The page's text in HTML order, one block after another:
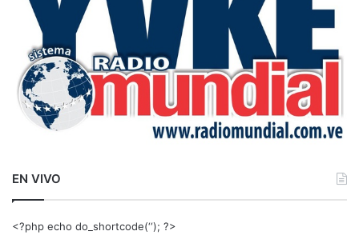
EN VIVO
<?php echo do_shortcode(‘‘); ?>